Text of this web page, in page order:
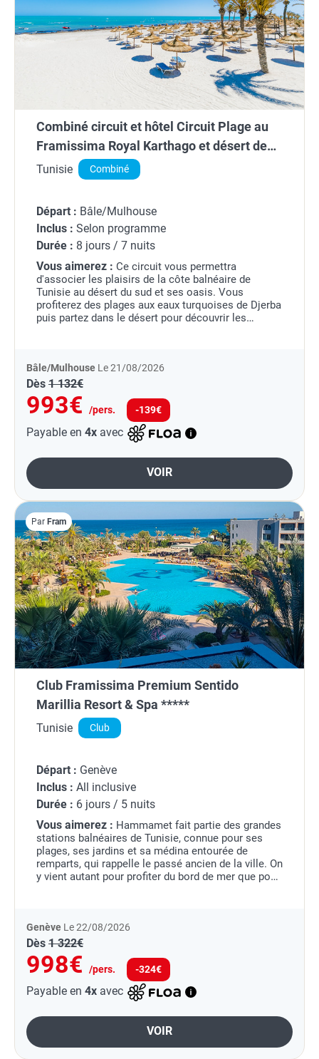
Combiné circuit et hôtel Circuit Plage au
Framissima Royal Karthago et désert de
Tozeur
Tunisie Combiné
Départ : Bâle/Mulhouse
Inclus : Selon programme
Durée : 8 jours / 7 nuits
Vous aimerez : Ce circuit vous permettra
d'associer les plaisirs de la côte balnéaire de
Tunisie au désert du sud et ses oasis. Vous
profiterez des plages aux eaux turquoises de Djerba
puis partez dans le désert pour découvrir les
Bâle/Mulhouse Le 21/08/2026
Dès 1 132€
993€ /pers. -139€
Payable en 4x avec
VOIR
Par Fram
Club Framissima Premium Sentido
Marillia Resort & Spa *****
Tunisie Club
Départ : Genève
Inclus : All inclusive
Durée : 6 jours / 5 nuits
Vous aimerez : Hammamet fait partie des grandes
stations balnéaires de Tunisie, connue pour ses
plages, ses jardins et sa médina entourée de
remparts, qui rappelle le passé ancien de la ville. On
y vient autant pour profiter du bord de mer que pour
Genève Le 22/08/2026
Dès 1 322€
998€ /pers. -324€
Payable en 4x avec
VOIR